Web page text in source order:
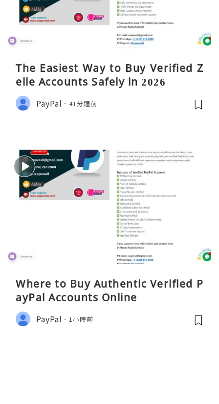
The Easiest Way to Buy Verified Z
elle Accounts Safely in 2026
PayPal 41分鐘前
Where to Buy Authentic Verified P
ayPal Accounts Online
PayPal 1小時前